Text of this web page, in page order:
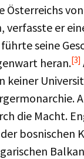
von
verfasste er
seine
heran.[3]
die Macht.
bosnischen